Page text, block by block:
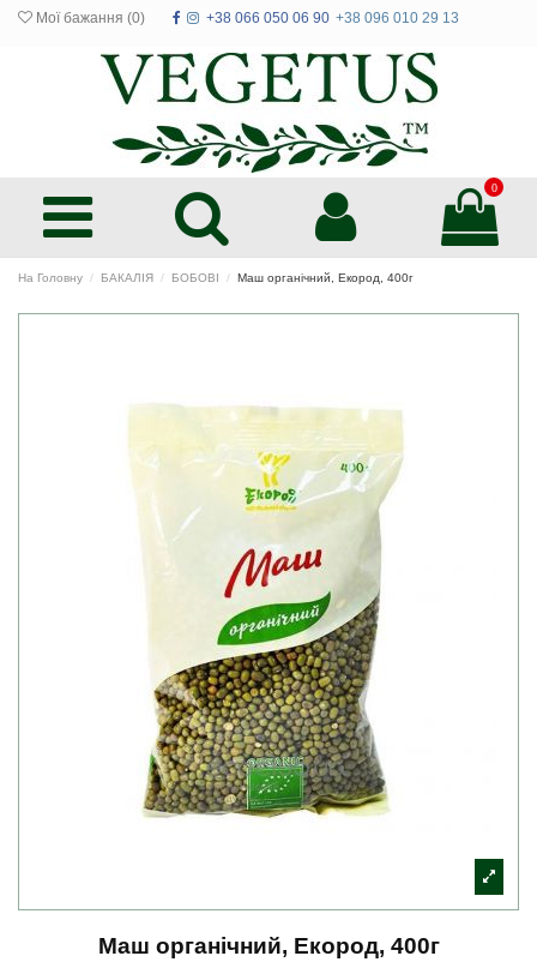
Мої бажання (0) +38 066 050 06 90 +38 096 010 29 13
0
На Головну БАКАЛІЯ БОБОВІ Маш органічний, Екород, 400г
Маш органічний, Екород, 400г